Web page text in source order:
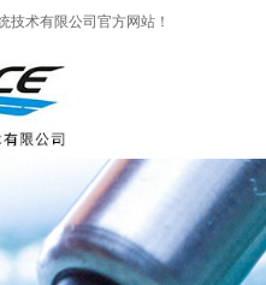
技术有限公司官方网站！